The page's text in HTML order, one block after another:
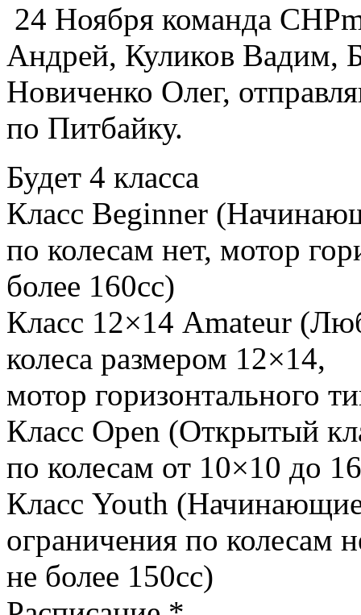
24 Ноября команда
Андрей, Куликов Вадим,
Новиченко Олег,
по Питбайку.
Будет 4 класса
Класс Beginner
по колесам нет, мотор
более 160сс)
Класс 12×14 Amateur
колеса размером 12×14,
мотор горизонтального
Класс Open (Открытый
по колесам от 10×10 до
Класс Youth
ограничения по колесам
не более 150сс)